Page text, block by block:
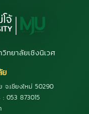
ทยาลัยเชิงนิเวศ
.เชียงใหม่ 50290
053 873015